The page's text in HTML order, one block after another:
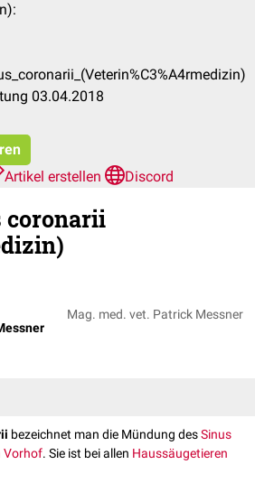
03.04.2018
Artikel erstellen Discord
coronarii
Mag. med. vet. Patrick Messner
bezeichnet man die Mündung desSinus
Vorhof. Sie ist bei allen Haussäugetieren